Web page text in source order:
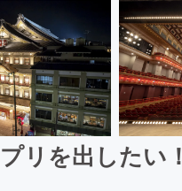
リを出したい！